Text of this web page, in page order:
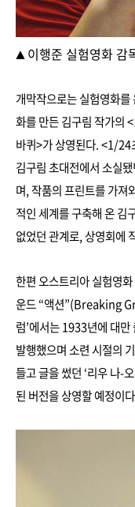
▲ 이행준 실험영화 감
개막작으로는 실험영화
화를 만든 김구림 작가의
바퀴>가 상영된다. <1/24
김구림 초대전에서 소실
며, 작품의 프린트를 가져
적인 세계를 구축해 온 김
없었던 관계로, 상영회에
한편 오스트리아 실험영
운드 “액션”(Breaking
럼’에서는 1933년에 대
발행했으며 소련 시절의
들고 글을 썼던 ‘리우 나-
된 버전을 상영할 예정이